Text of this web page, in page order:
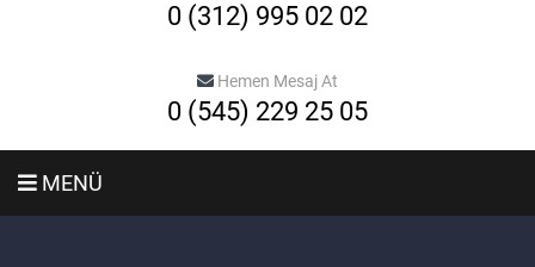
0 (312) 995 02 02
Hemen Mesaj At
0 (545) 229 25 05
MENÜ